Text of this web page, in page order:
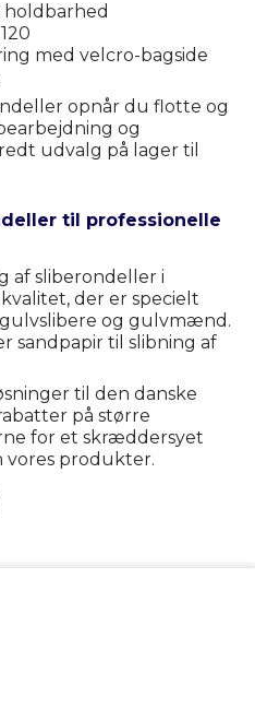
med velcro-bagside
opnår du flotte og
og
udvalg på lager til
til professionelle
af sliberondeller i
der er specielt
og gulvmænd.
sandpapir til slibning af
til den danske
på større
for et skræddersyet
vores produkter.